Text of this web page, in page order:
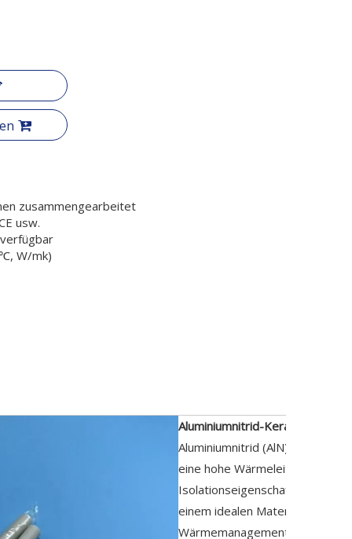
zusammengearbeitet
usw.
W/mk)
Aluminiumnitrid-
Aluminiumnitrid (AlN) ist ein
eine hohe Wärmeleitfähigkeit
Isolationseigenschaften
einem idealen Material für den
Wärmemanagement und in